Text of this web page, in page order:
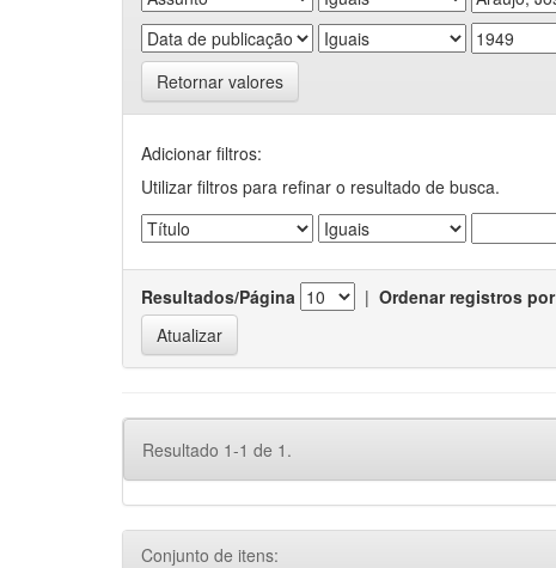
Retornar valores
Adicionar filtros:
Utilizar filtros para refinar o resultado de busca.
Resultados/Página | Ordenar registros por
Resultado 1-1 de 1.
Conjunto de itens: